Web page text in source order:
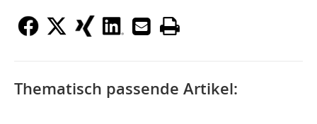
Thematisch passende Artikel: